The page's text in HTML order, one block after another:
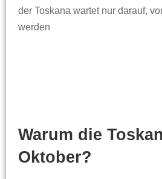
der Toskana wartet nur darauf,
werden
Warum die
Oktober?